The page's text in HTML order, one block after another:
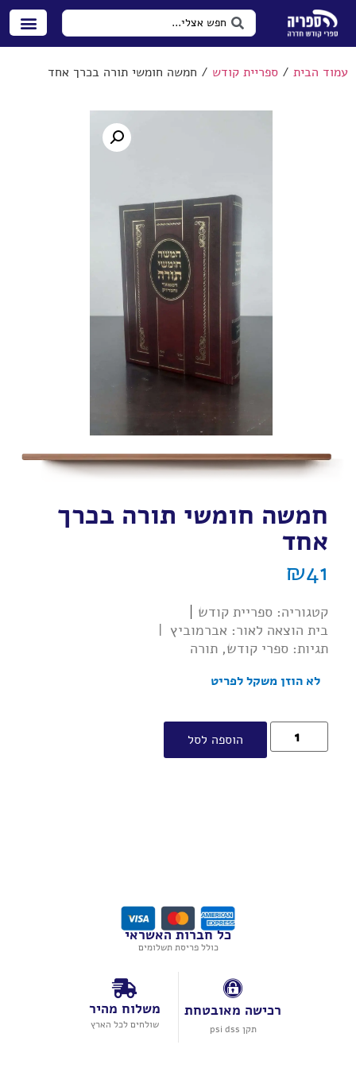
עמוד הבית / ספריית קודש / חמשה חומשי תורה בכרך אחד
חמשה חומשי תורה בכרך
אחד
₪41
קטגוריה: ספריית קודש
בית הוצאה לאור: אברמוביץ |
תגיות: ספרי קודש, תורה
לא הוזן משקל לפריט
הוספה לסל
כל חברות האשראי
כולל פריסת תשלומים
רכישה מאובטחת
תקן psi dss
משלוח מהיר
שולחים לכל הארץ